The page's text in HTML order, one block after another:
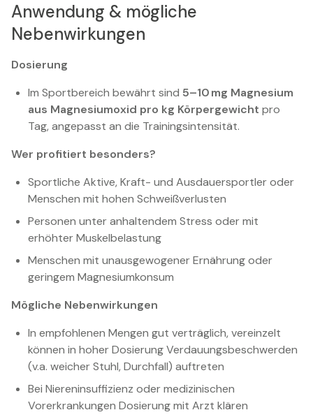
Anwendung & mögliche
Nebenwirkungen
Dosierung
Im Sportbereich bewährt sind 5–10 mg Magnesium
aus Magnesiumoxid pro kg Körpergewicht pro
Tag, angepasst an die Trainingsintensität.
Wer profitiert besonders?
Sportliche Aktive, Kraft- und Ausdauersportler oder
Menschen mit hohen Schweißverlusten
Personen unter anhaltendem Stress oder mit
erhöhter Muskelbelastung
Menschen mit unausgewogener Ernährung oder
geringem Magnesiumkonsum
Mögliche Nebenwirkungen
In empfohlenen Mengen gut verträglich, vereinzelt
können in hoher Dosierung Verdauungsbeschwerden
(v.a. weicher Stuhl, Durchfall) auftreten
Bei Niereninsuffizienz oder medizinischen
Vorerkrankungen Dosierung mit Arzt klären